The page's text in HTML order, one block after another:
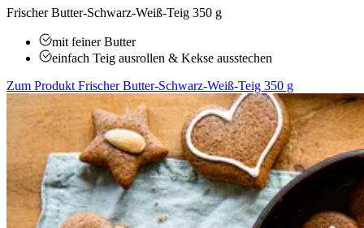
Frischer Butter-Schwarz-Weiß-Teig 350 g
mit feiner Butter
einfach Teig ausrollen & Kekse ausstechen
Zum Produkt Frischer Butter-Schwarz-Weiß-Teig 350 g